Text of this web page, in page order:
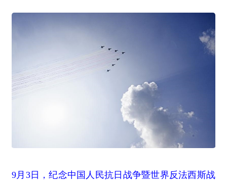
9月3日，纪念中国人民抗日战争暨世界反法西斯战